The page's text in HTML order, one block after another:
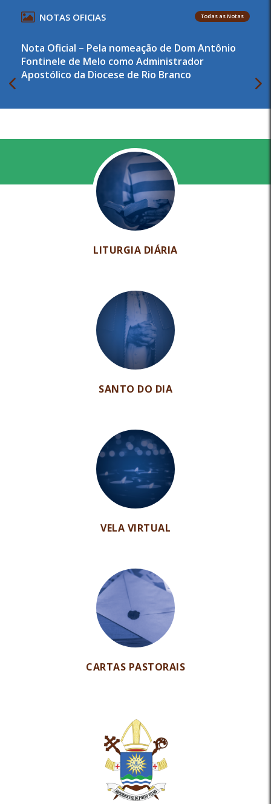
NOTAS OFICIAS Todas as Notas
Nota Oficial – Pela nomeação de Dom Antônio
Fontinele de Melo como Administrador
Apostólico da Diocese de Rio Branco
LITURGIA DIÁRIA
SANTO DO DIA
VELA VIRTUAL
CARTAS PASTORAIS